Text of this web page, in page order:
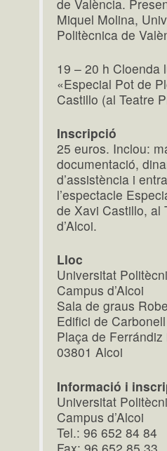
de València.
Miquel Molina,
Politècnica de
19 – 20 h Cloenda
«Especial Pot de
Castillo (al Teatre
Inscripció
25 euros. Inclou:
documentació,
d’assistència i
l’espectacle
de Xavi Castillo, al
d’Alcoi.
Lloc
Universitat
Campus d’Alcoi
Sala de graus
Edifici de Carbonell
Plaça de
03801 Alcoi
Informació i
Universitat
Campus d’Alcoi
Tel.: 96 652 84 84
Fax: 96 652 85 33